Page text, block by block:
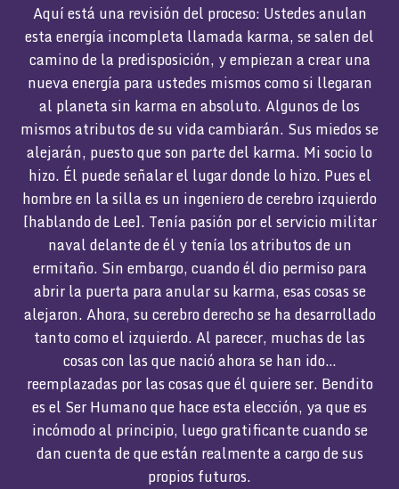
Aquí está una revisión del proceso: Ustedes anulan
esta energía incompleta llamada karma, se salen del
camino de la predisposición, y empiezan a crear una
nueva energía para ustedes mismos como si llegaran
al planeta sin karma en absoluto. Algunos de los
mismos atributos de su vida cambiarán. Sus miedos se
alejarán, puesto que son parte del karma. Mi socio lo
hizo. Él puede señalar el lugar donde lo hizo. Pues el
hombre en la silla es un ingeniero de cerebro izquierdo
[hablando de Lee]. Tenía pasión por el servicio militar
naval delante de él y tenía los atributos de un
ermitaño. Sin embargo, cuando él dio permiso para
abrir la puerta para anular su karma, esas cosas se
alejaron. Ahora, su cerebro derecho se ha desarrollado
tanto como el izquierdo. Al parecer, muchas de las
cosas con las que nació ahora se han ido…
reemplazadas por las cosas que él quiere ser. Bendito
es el Ser Humano que hace esta elección, ya que es
incómodo al principio, luego gratificante cuando se
dan cuenta de que están realmente a cargo de sus
propios futuros.